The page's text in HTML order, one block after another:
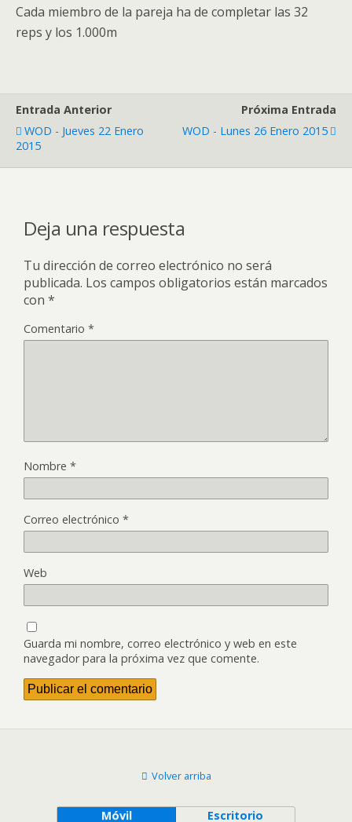
Cada miembro de la pareja ha de completar las 32
reps y los 1.000m
Entrada Anterior
WOD - Jueves 22 Enero
2015
Próxima Entrada
WOD - Lunes 26 Enero 2015
Deja una respuesta
Tu dirección de correo electrónico no será
publicada. Los campos obligatorios están marcados
con *
Comentario *
Nombre *
Correo electrónico *
Web
Guarda mi nombre, correo electrónico y web en este
navegador para la próxima vez que comente.
Volver arriba
Móvil Escritorio